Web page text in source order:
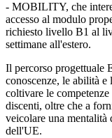
- MOBILITY, che
accesso al modulo
richiesto livello B1 al
settimane all'estero.
Il percorso progettuale
conoscenze, le abilità e
coltivare le
discenti, oltre che a
veicolare una mentalità
dell'UE.